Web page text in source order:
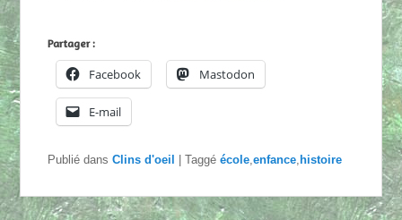
Partager :
Facebook Mastodon
E-mail
Publié dans Clins d'oeil |Taggé école ,enfance histoire